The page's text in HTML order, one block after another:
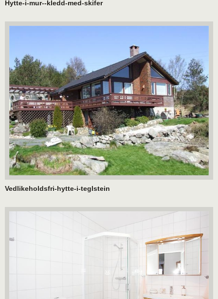
Hytte-i-mur--kledd-med-skifer
Vedlikeholdsfri-hytte-i-teglstein